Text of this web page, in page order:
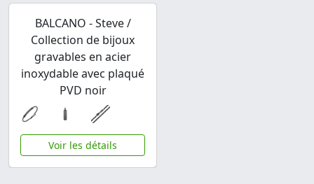
BALCANO - Steve /
Collection de bijoux
gravables en acier
inoxydable avec plaqué
PVD noir
Voir les détails